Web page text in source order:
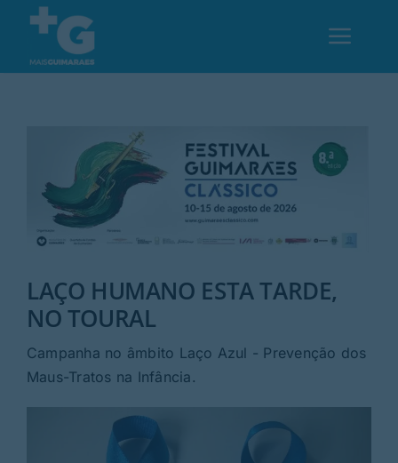
content
Desporto
Opinião
Região
LAÇO HUMANO ESTA TARDE,
NO TOURAL
Campanha no âmbito Laço Azul - Prevenção dos
Maus-Tratos na Infância.